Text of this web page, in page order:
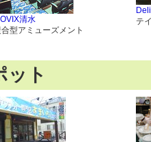
清水
型アミューズメント
テ
ット